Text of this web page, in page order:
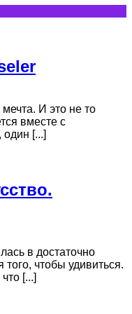
И это не то
вместе с
[...]
в достаточно
чтобы удивиться.
[...]